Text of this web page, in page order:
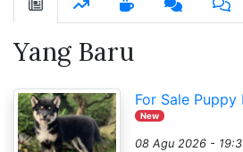
Yang Baru
For Sale Puppy
New
08 Agu 2026 -